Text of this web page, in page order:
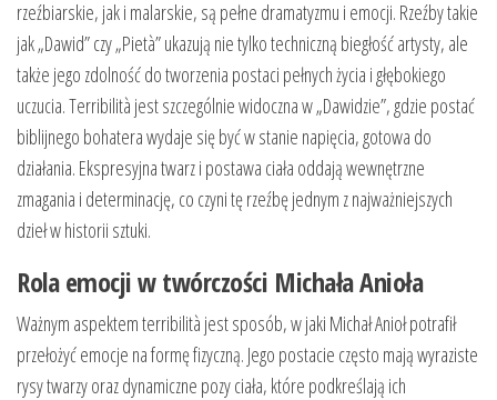
rzeźbiarskie, jak i malarskie, są pełne dramatyzmu i emocji. Rzeźby takie
jak „Dawid” czy „Pietà” ukazują nie tylko techniczną biegłość artysty, ale
także jego zdolność do tworzenia postaci pełnych życia i głębokiego
uczucia. Terribilità jest szczególnie widoczna w „Dawidzie”, gdzie postać
biblijnego bohatera wydaje się być w stanie napięcia, gotowa do
działania. Ekspresyjna twarz i postawa ciała oddają wewnętrzne
zmagania i determinację, co czyni tę rzeźbę jednym z najważniejszych
dzieł w historii sztuki.
Rola emocji w twórczości Michała Anioła
Ważnym aspektem terribilità jest sposób, w jaki Michał Anioł potrafił
przełożyć emocje na formę fizyczną. Jego postacie często mają wyraziste
rysy twarzy oraz dynamiczne pozy ciała, które podkreślają ich